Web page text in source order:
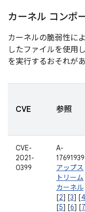
カーネル コンポ
カーネルの脆弱性に
したファイルを使用
を実行するおそれがあ
CVE 参照
CVE-
2021-
0399
A-
アップス
トリーム
カーネル
[2] [3] [4
[5] [6] [7